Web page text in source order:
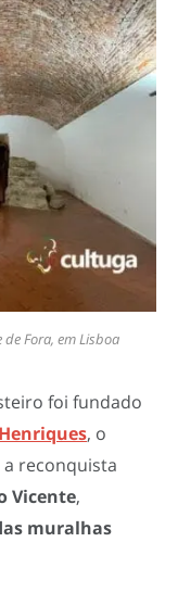
Fora, em Lisboa
foi fundado
, o
reconquista
Vicente,
muralhas